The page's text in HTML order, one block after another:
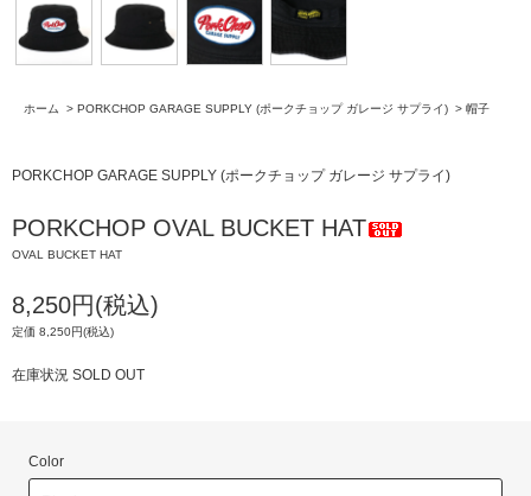
ホーム > PORKCHOP GARAGE SUPPLY (ポークチョップ ガレージ サプライ) > 帽子
PORKCHOP GARAGE SUPPLY (ポークチョップ ガレージ サプライ)
PORKCHOP OVAL BUCKET HAT
OVAL BUCKET HAT
8,250円(税込)
定価 8,250円(税込)
在庫状況 SOLD OUT
Color